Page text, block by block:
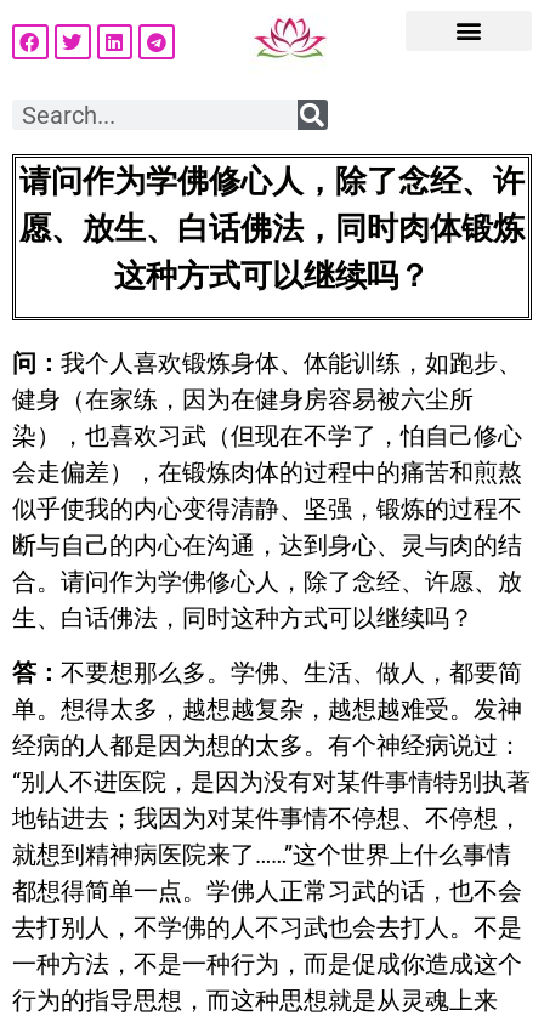
请问作为学佛修心人，除了念经、许
愿、放生、白话佛法，同时肉体锻炼
这种方式可以继续吗？
问： 我个人喜欢锻炼身体、体能训练，如跑步、
健身（在家练，因为在健身房容易被六尘所
染），也喜欢习武（但现在不学了，怕自己修心
会走偏差），在锻炼肉体的过程中的痛苦和煎熬
似乎使我的内心变得清静、坚强，锻炼的过程不
断与自己的内心在沟通，达到身心、灵与肉的结
合。请问作为学佛修心人，除了念经、许愿、放
生、白话佛法，同时这种方式可以继续吗？
答： 不要想那么多。学佛、生活、做人，都要简
单。想得太多，越想越复杂，越想越难受。发神
经病的人都是因为想的太多。有个神经病说过：
“别人不进医院，是因为没有对某件事情特别执著
地钻进去；我因为对某件事情不停想、不停想，
就想到精神病医院来了……”这个世界上什么事情
都想得简单一点。学佛人正常习武的话，也不会
去打别人，不学佛的人不习武也会去打人。不是
一种方法，不是一种行为，而是促成你造成这个
行为的指导思想，而这种思想就是从灵魂上来